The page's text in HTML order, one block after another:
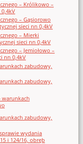
– Królikowo –
– Gąsiorowo
sieci nn 0,4kV
– Mierki
sieci nn 0,4kV
– Jemiołowo –
nn 0,4kV
zabudowy,
zabudowy,
warunkach
zabudowy,
wydania
i 124/16, obręb